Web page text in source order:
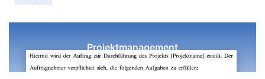
Projektmanagement